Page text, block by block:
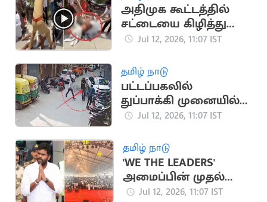
அதிமுக கூட்டத்தில்
சட்டையை கிழித்து
மோதல்..
Jul 12, 2026, 11:07 IST
தமிழ் நாடு
பட்டப்பகலில்
துப்பாக்கி முனையில்
ரூ.17 லட்சம் வழிப்பறி
Jul 12, 2026, 11:07 IST
தமிழ் நாடு
'WE THE LEADERS'
அமைப்பின் முதல்
மாநாடு தொடங்கியது
Jul 12, 2026, 11:07 IST